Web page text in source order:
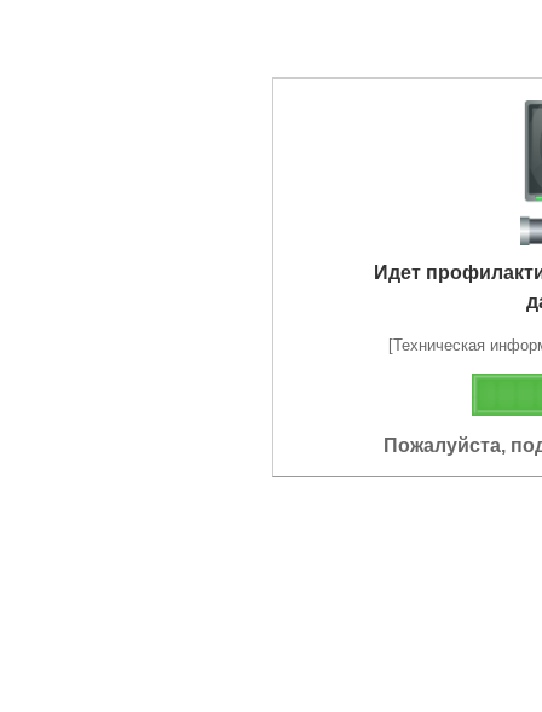
Идет
[Техническая
Пожалуйста,